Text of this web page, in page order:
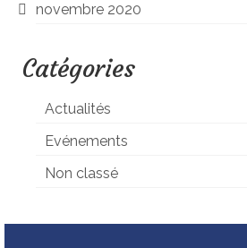
novembre 2020
Catégories
Actualités
Evénements
Non classé